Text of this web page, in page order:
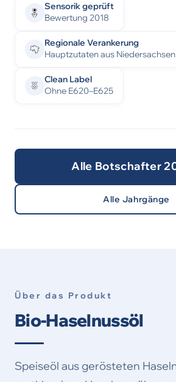
Sensorik geprüft
Bewertung 2018
Regionale Verankerung
Hauptzutaten aus Niedersachsen
Clean Label
Ohne E620–E625
Alle Botschafter
Alle Jahrgänge
Über das Produkt
Bio-Haselnussöl
Speiseöl aus gerösteten